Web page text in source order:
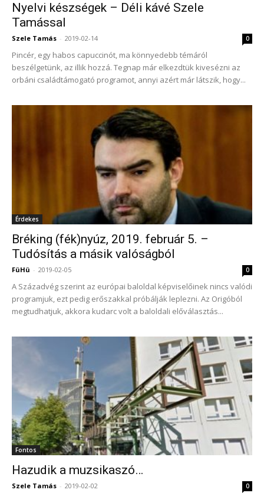
Nyelvi készségek – Déli kávé Szele
Tamással
Szele Tamás - 2019-02-14 0
Pincér, egy habos capuccinót, ma könnyedebb témáról
beszélgetünk, az illik hozzá. Tegnap már elkezdtük kivesézni az
orbáni családtámogató programot, annyi azért már látszik, hogy...
Érdekes
Bréking (fék)nyúz, 2019. február 5. –
Tudósítás a másik valóságból
FüHü - 2019-02-05 0
A Századvég szerint az európai baloldal képviselőinek nincs valódi
programjuk, ezt pedig erőszakkal próbálják leplezni. Az Origóból
megtudhatjuk, akkora kudarc volt a baloldali előválasztás...
Fontos
Hazudik a muzsikaszó…
Szele Tamás - 2019-02-02 0